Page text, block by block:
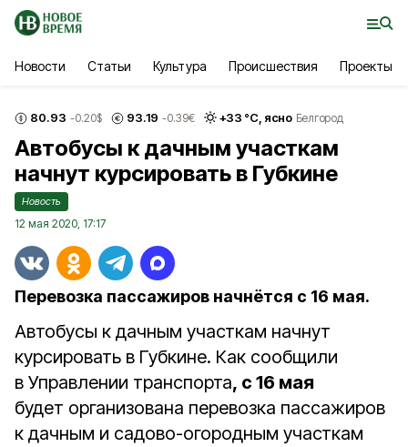
Новости Статьи Культура Происшествия Проекты
80.93 -0.20$ 93.19 -0.39€ +33 °С, ясно Белгород
Автобусы к дачным участкам
начнут курсировать в Губкине
Новость
12 мая 2020, 17:17
Перевозка пассажиров начнётся с 16 мая.
Автобусы к дачным участкам начнут
курсировать в Губкине. Как сообщили
в Управлении транспорта, с 16 мая
будет организована перевозка пассажиров
к дачным и садово-огородным участкам